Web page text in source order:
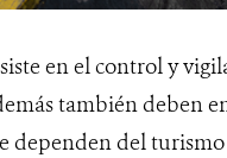
en el control y
también deben
dependen del